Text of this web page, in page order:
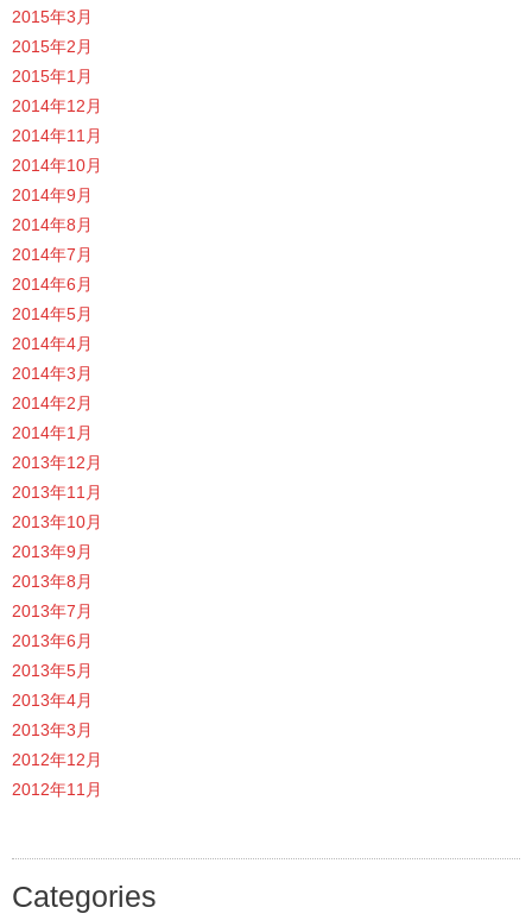
2015年3月
2015年2月
2015年1月
2014年12月
2014年11月
2014年10月
2014年9月
2014年8月
2014年7月
2014年6月
2014年5月
2014年4月
2014年3月
2014年2月
2014年1月
2013年12月
2013年11月
2013年10月
2013年9月
2013年8月
2013年7月
2013年6月
2013年5月
2013年4月
2013年3月
2012年12月
2012年11月
Categories